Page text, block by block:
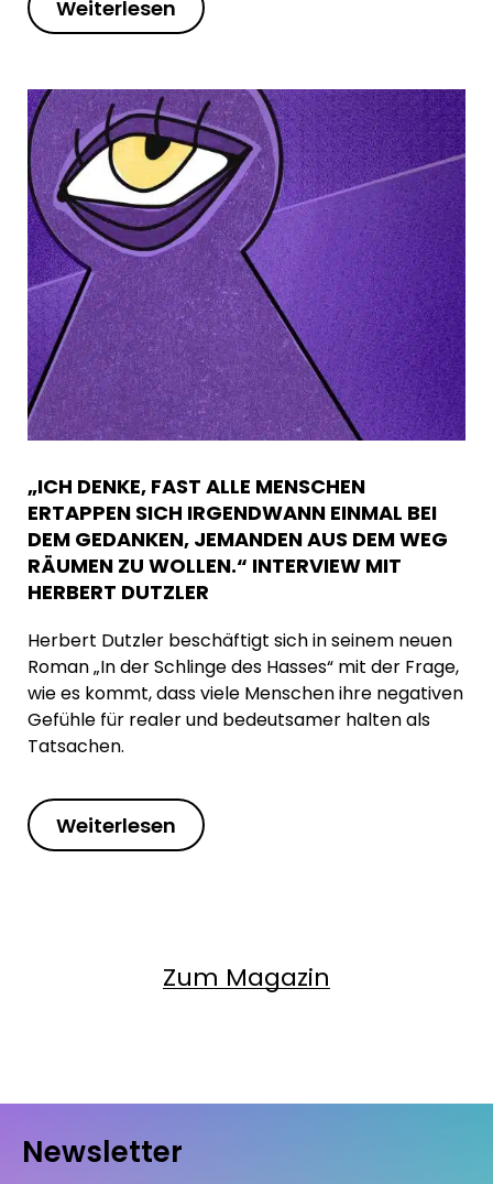
Weiterlesen
„ICH DENKE, FAST ALLE MENSCHEN
ERTAPPEN SICH IRGENDWANN EINMAL BEI
DEM GEDANKEN, JEMANDEN AUS DEM WEG
RÄUMEN ZU WOLLEN.“ INTERVIEW MIT
HERBERT DUTZLER
Herbert Dutzler beschäftigt sich in seinem neuen
Roman „In der Schlinge des Hasses“ mit der Frage,
wie es kommt, dass viele Menschen ihre negativen
Gefühle für realer und bedeutsamer halten als
Tatsachen.
Weiterlesen
Zum Magazin
Newsletter